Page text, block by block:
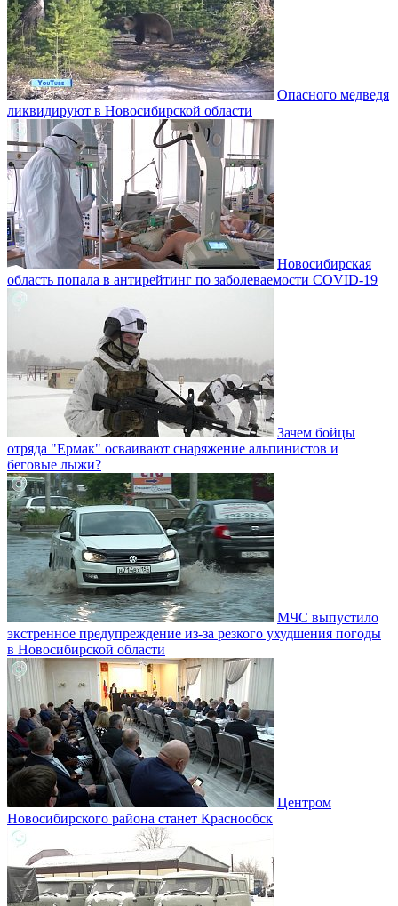
Опасного медведя
ликвидируют в Новосибирской области
Новосибирская
область попала в антирейтинг по заболеваемости COVID-19
Зачем бойцы
отряда "Ермак" осваивают снаряжение альпинистов и
беговые лыжи?
МЧС выпустило
экстренное предупреждение из-за резкого ухудшения погоды
в Новосибирской области
Центром
Новосибирского района станет Краснообск